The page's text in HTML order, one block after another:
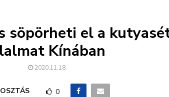
söpörheti el a
Kínában
2020.11.18.
0